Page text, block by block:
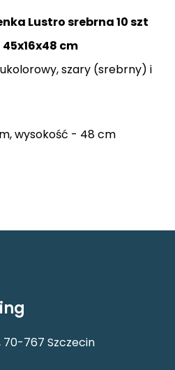
Lustro srebrna 10 szt
45x16x48 cm
szary (srebrny) i
wysokość - 48 cm
70-767 Szczecin